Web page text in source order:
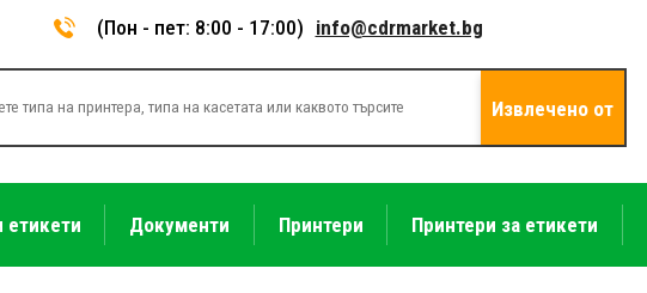
(Пон - пет: 8:00 - 17:00) info@cdrmarket.bg
Извлечено от
етикети Документи Принтери Принтери за етикети